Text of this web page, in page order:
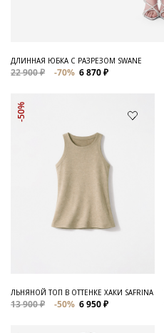
ДЛИННАЯ ЮБКА С РАЗРЕЗОМ SWANE
22 900 ₽ -70% 6 870 ₽
-50%
ЛЬНЯНОЙ ТОП В ОТТЕНКЕ ХАКИ SAFRINA
13 900 ₽ -50% 6 950 ₽